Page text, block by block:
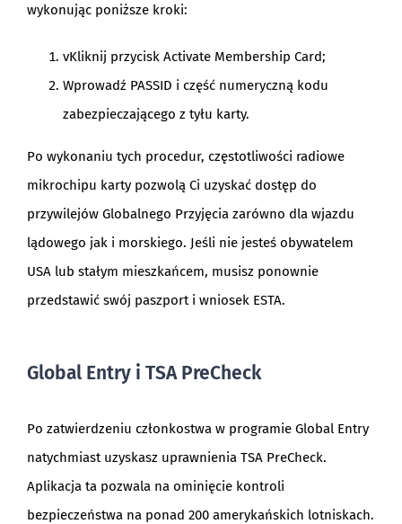
wykonując poniższe kroki:
vKliknij przycisk Activate Membership Card;
Wprowadź PASSID i część numeryczną kodu
zabezpieczającego z tyłu karty.
Po wykonaniu tych procedur, częstotliwości radiowe
mikrochipu karty pozwolą Ci uzyskać dostęp do
przywilejów Globalnego Przyjęcia zarówno dla wjazdu
lądowego jak i morskiego. Jeśli nie jesteś obywatelem
USA lub stałym mieszkańcem, musisz ponownie
przedstawić swój paszport i wniosek ESTA.
Global Entry i TSA PreCheck
Po zatwierdzeniu członkostwa w programie Global Entry
natychmiast uzyskasz uprawnienia TSA PreCheck.
Aplikacja ta pozwala na ominięcie kontroli
bezpieczeństwa na ponad 200 amerykańskich lotniskach.